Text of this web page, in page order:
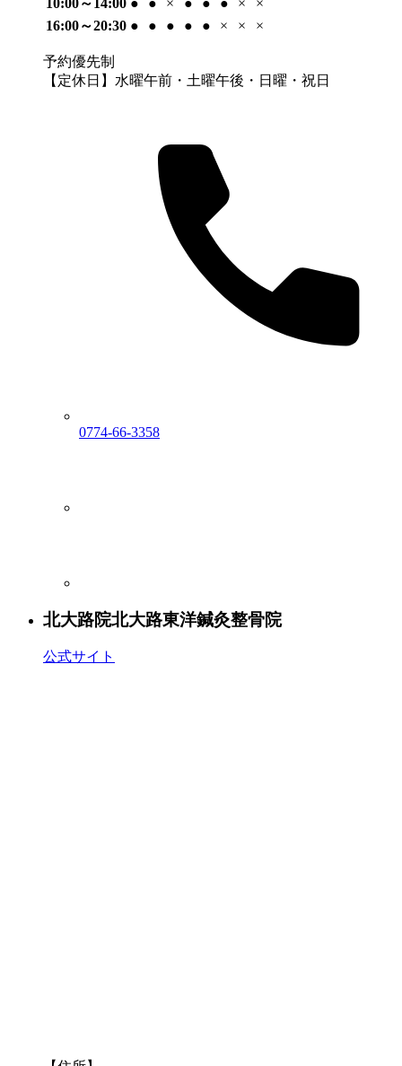
10:00～14:00 ● ● × ● ● ● ×
×
16:00～20:30 ● ● ● ● ● × × ×
予約優先制
【定休日】水曜午前・土曜午後・日曜・祝日
0774-66-3358
北大路院北大路東洋鍼灸整骨院
公式サイト